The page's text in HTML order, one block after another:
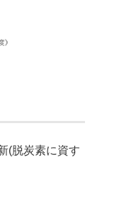
(脱炭素に資す